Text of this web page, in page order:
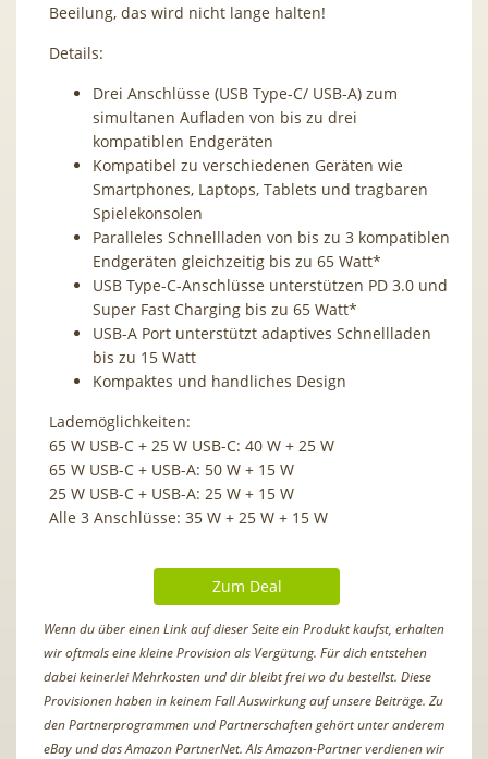
Beeilung, das wird nicht lange halten!
Details:
Drei Anschlüsse (USB Type-C/ USB-A) zum
simultanen Aufladen von bis zu drei
kompatiblen Endgeräten
Kompatibel zu verschiedenen Geräten wie
Smartphones, Laptops, Tablets und tragbaren
Spielekonsolen
Paralleles Schnellladen von bis zu 3 kompatiblen
Endgeräten gleichzeitig bis zu 65 Watt*
USB Type-C-Anschlüsse unterstützen PD 3.0 und
Super Fast Charging bis zu 65 Watt*
USB-A Port unterstützt adaptives Schnellladen
bis zu 15 Watt
Kompaktes und handliches Design
Lademöglichkeiten:
65 W USB-C + 25 W USB-C: 40 W + 25 W
65 W USB-C + USB-A: 50 W + 15 W
25 W USB-C + USB-A: 25 W + 15 W
Alle 3 Anschlüsse: 35 W + 25 W + 15 W
Zum Deal
Wenn du über einen Link auf dieser Seite ein Produkt kaufst, erhalten
wir oftmals eine kleine Provision als Vergütung. Für dich entstehen
dabei keinerlei Mehrkosten und dir bleibt frei wo du bestellst. Diese
Provisionen haben in keinem Fall Auswirkung auf unsere Beiträge. Zu
den Partnerprogrammen und Partnerschaften gehört unter anderem
eBay und das Amazon PartnerNet. Als Amazon-Partner verdienen wir